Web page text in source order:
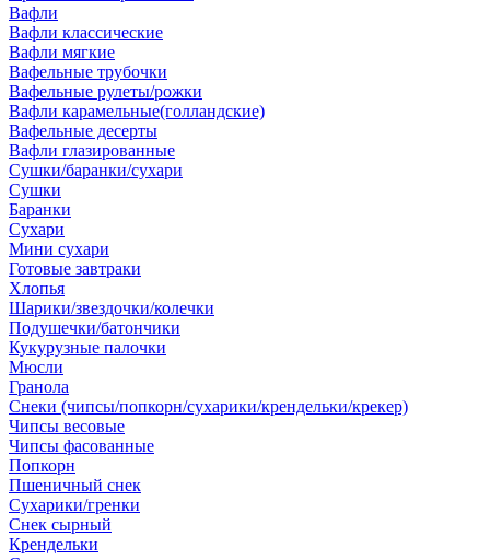
Вафли
Вафли классические
Вафли мягкие
Вафельные трубочки
Вафельные рулеты/рожки
Вафли карамельные(голландские)
Вафельные десерты
Вафли глазированные
Сушки/баранки/сухари
Сушки
Баранки
Сухари
Мини сухари
Готовые завтраки
Хлопья
Шарики/звездочки/колечки
Подушечки/батончики
Кукурузные палочки
Мюсли
Гранола
Снеки (чипсы/попкорн/сухарики/крендельки/крекер)
Чипсы весовые
Чипсы фасованные
Попкорн
Пшеничный снек
Сухарики/гренки
Снек сырный
Крендельки